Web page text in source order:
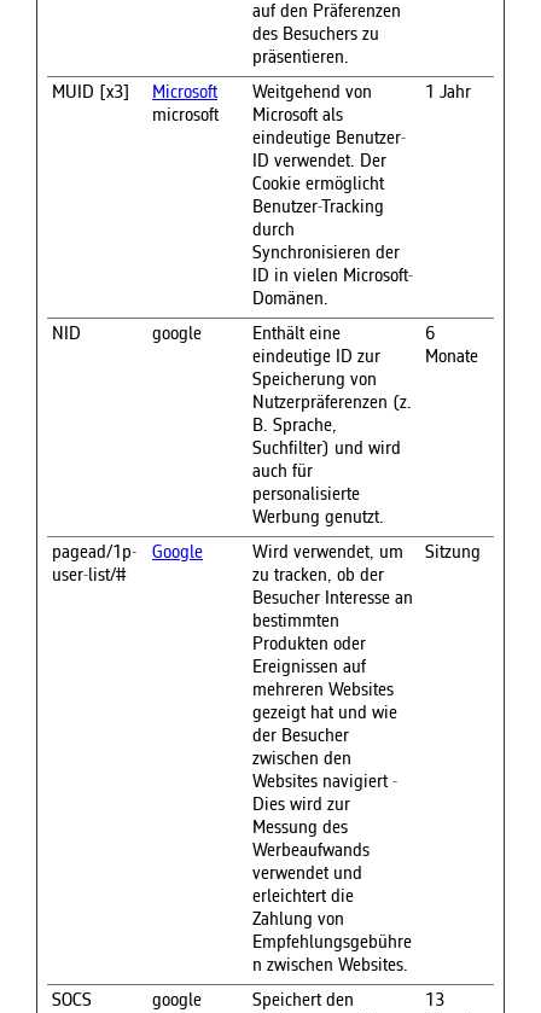
auf den Präferenzen
des Besuchers zu
präsentieren.
MUID [x3]
Microsoft
microsoft
Weitgehend von
Microsoft als
eindeutige Benutzer-
ID verwendet. Der
Cookie ermöglicht
Benutzer-Tracking
durch
Synchronisieren der
ID in vielen Microsoft-
Domänen.
1 Jahr
NID google
Enthält eine
eindeutige ID zur
Speicherung von
Nutzerpräferenzen (z.
B. Sprache,
Suchfilter) und wird
auch für
personalisierte
Werbung genutzt.
6
Monate
pagead/1p-
user-list/#
Google
Wird verwendet, um
zu tracken, ob der
Besucher Interesse an
bestimmten
Produkten oder
Ereignissen auf
mehreren Websites
gezeigt hat und wie
der Besucher
zwischen den
Websites navigiert -
Dies wird zur
Messung des
Werbeaufwands
verwendet und
erleichtert die
Zahlung von
Empfehlungsgebühre
n zwischen Websites.
Sitzung
SOCS google
Speichert den
13